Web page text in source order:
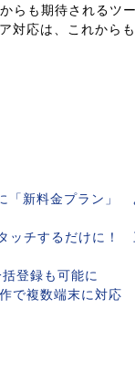
らも期待されるツ
応は、これから
「新料金プラン」
ッチするだけに！
括登録も可能に
で複数端末に対応